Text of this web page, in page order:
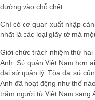
đường vào chỗ chết.
Chì có cơ quan xuất nhập
nhất là các loại giấy tờ mà
Giới chức trách nhiệm thứ
Anh. Sứ quán Việt Nam hơn
đại sứ quản lý. Tòa đại sứ
Anh đã hoạt động như thế
trăm người từ Việt Nam sang